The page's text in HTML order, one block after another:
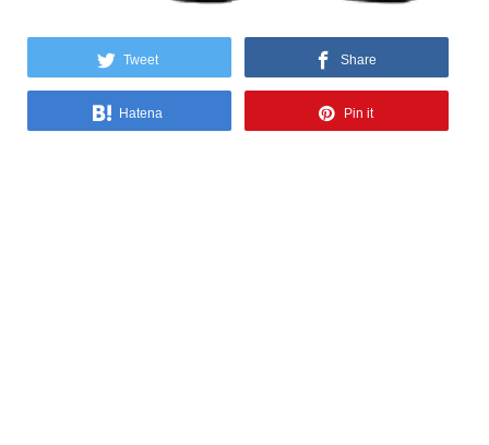
Tweet Share
Hatena Pin it